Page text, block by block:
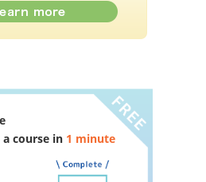
a course in 1 minute